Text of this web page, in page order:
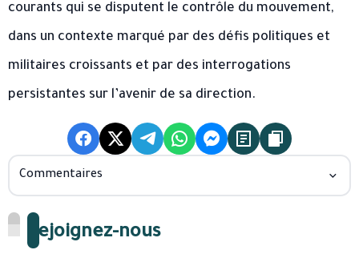
courants qui se disputent le contrôle du mouvement,
dans un contexte marqué par des défis politiques et
militaires croissants et par des interrogations
persistantes sur l’avenir de sa direction.
Commentaires
Rejoignez-nous